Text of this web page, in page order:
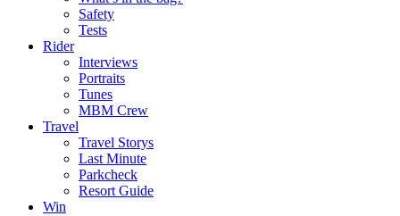
Safety
Tests
Rider
Interviews
Portraits
Tunes
MBM Crew
Travel
Travel Storys
Last Minute
Parkcheck
Resort Guide
Win